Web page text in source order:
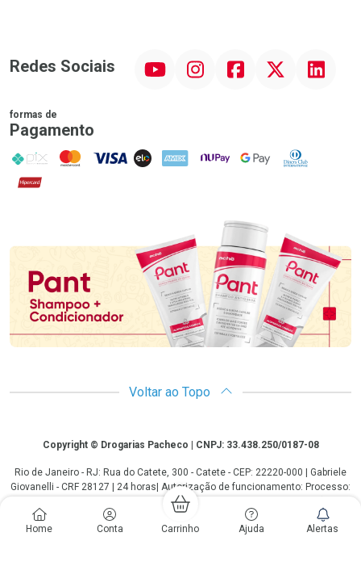
Home Conta Carrinho Ajuda Alertas
Redes Sociais InstagramFacebook Linkedin
formas de
Pagamento
PIX MasterCard
VISA ELO AMEX NuPay Google PayDiners Club
Hipercard
Voltar ao Topo
CopyrightCopyright © Drogarias Pacheco | CNPJ: 33.438.250/0187-08
Rio de Janeiro - RJ: Rua do Catete, 300 - Catete - CEP: 22220-000 | Gabriele
Giovanelli - CRF 28127 | 24 horas| Autorização de funcionamento: Processo:
25351.493074/2012-10 Autorização/MS: 7.25279.0 | As informações
contidas neste site, como promoções e ofertas de remédios e
medicamentos, não devem ser usadas para automedicação e não